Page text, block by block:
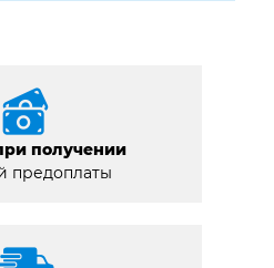
получении
предоплаты